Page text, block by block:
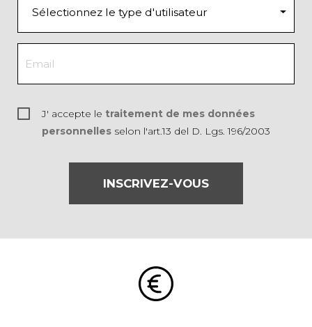
J' accepte le traitement de mes données
personnellesselon l'art.13 del D. Lgs. 196/2003
INSCRIVEZ-VOUS